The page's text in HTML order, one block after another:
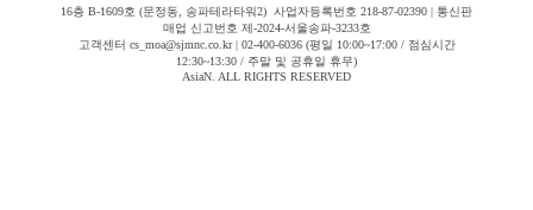
16층 B-1609호 (문정동, 송파테라타워2) 사업자등록번호 218-87-02390 | 통신판
매업 신고번호 제-2024-서울송파-3233호
고객센터 cs_moa@sjmnc.co.kr | 02-400-6036 (평일 10:00~17:00 / 점심시간
12:30~13:30 / 주말 및 공휴일 휴무)
AsiaN. ALL RIGHTS RESERVED